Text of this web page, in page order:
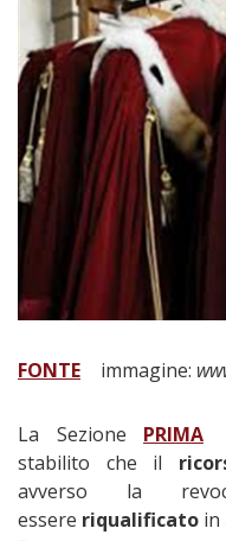
FONTE immagine:
La Sezione PRIMA
stabilito che il
avverso la
essere riqualificato in